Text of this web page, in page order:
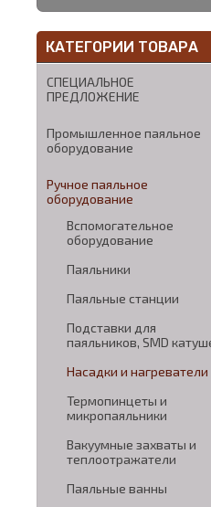
КАТЕГОРИИ ТОВАРА
СПЕЦИАЛЬНОЕ
ПРЕДЛОЖЕНИЕ
Промышленное паяльное
оборудование
Ручное паяльное
оборудование
Вспомогательное
оборудование
Паяльники
Паяльные станции
Подставки для
паяльников, SMD
Насадки и нагреватели
Термопинцеты и
микропаяльники
Вакуумные захваты и
теплоотражатели
Паяльные ванны